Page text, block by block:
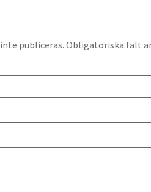
publiceras. Obligatoriska fält